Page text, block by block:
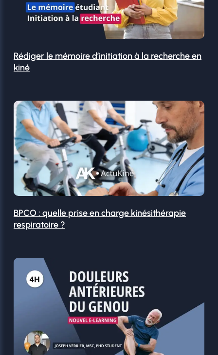
Rédiger le mémoire d’initiation à la recherche en
kiné
BPCO : quelle prise en charge kinésithérapie
respiratoire ?